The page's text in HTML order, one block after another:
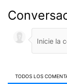
TODOS LOS